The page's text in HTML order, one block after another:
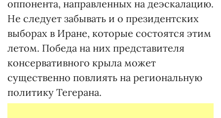
оппонента, направленных на деэскалацию.
Не следует забывать и о президентских
выборах в Иране, которые состоятся этим
летом. Победа на них представителя
консервативного крыла может
существенно повлиять на региональную
политику Тегерана.